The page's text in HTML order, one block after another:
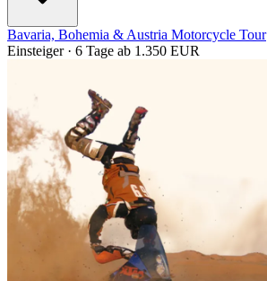
Bavaria, Bohemia & Austria Motorcycle Tour
Einsteiger · 6 Tage ab 1.350 EUR